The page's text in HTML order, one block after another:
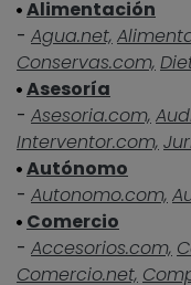
Alimentación
- Agua.net,
Conservas.com,
Asesoría
- Asesoria.com,
Interventor.com,
Autónomo
- Autonomo.com,
Comercio
- Accesorios.com,
Comercio.net,